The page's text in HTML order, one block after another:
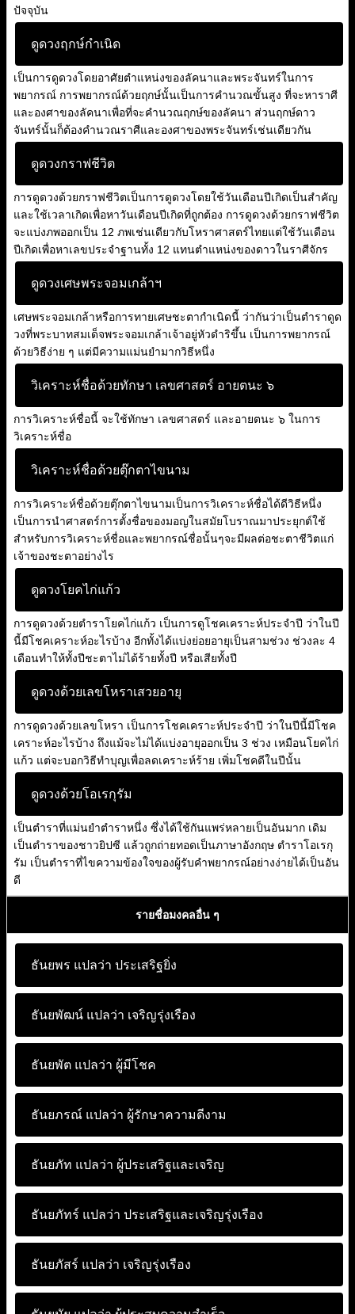
ปัจจุบัน
ดูดวงฤกษ์กำเนิด
เป็นการดูดวงโดยอาศัยตำแหน่งของลัคนาและพระจันทร์ในการ
พยากรณ์ การพยากรณ์ด้วยฤกษ์นั้นเป็นการคำนวณขั้นสูง ที่จะหาราศี
และองศาของลัคนาเพื่อที่จะคำนวณฤกษ์ของลัคนา ส่วนฤกษ์ดาว
จันทร์นั้นก็ต้องคำนวณราศีและองศาของพระจันทร์เช่นเดียวกัน
ดูดวงกราฟชีวิต
การดูดวงด้วยกราฟชีวิตเป็นการดูดวงโดยใช้วันเดือนปีเกิดเป็นสำคัญ
และใช้เวลาเกิดเพื่อหาวันเดือนปีเกิดที่ถูกต้อง การดูดวงด้วยกราฟชีวิต
จะแบ่งภพออกเป็น 12 ภพเช่นเดียวกับโหราศาสตร์ไทยแต่ใช้วันเดือน
ปีเกิดเพื่อหาเลขประจำฐานทั้ง 12 แทนตำแหน่งของดาวในราศีจักร
ดูดวงเศษพระจอมเกล้าฯ
เศษพระจอมเกล้าหรือการทายเศษชะตากำเนิดนี้ ว่ากันว่าเป็นตำราดูด
วงที่พระบาทสมเด็จพระจอมเกล้าเจ้าอยู่หัวดำริขึ้น เป็นการพยากรณ์
ด้วยวิธีง่าย ๆ แต่มีความแม่นยำมากวิธีหนึ่ง
วิเคราะห์ชื่อด้วยทักษา เลขศาสตร์ อายตนะ ๖
การวิเคราะห์ชื่อนี้ จะใช้ทักษา เลขศาสตร์ และอายตนะ ๖ ในการ
วิเคราะห์ชื่อ
วิเคราะห์ชื่อด้วยตุ๊กตาไขนาม
การวิเคราะห์ชื่อด้วยตุ๊กตาไขนามเป็นการวิเคราะห์ชื่อได้ดีวิธีหนึ่ง
เป็นการนำศาสตร์การตั้งชื่อของมอญในสมัยโบราณมาประยุกต์ใช้
สำหรับการวิเคราะห์ชื่อและพยากรณ์ชื่อนั้นๆจะมีผลต่อชะตาชีวิตแก่
เจ้าของชะตาอย่างไร
ดูดวงโยคไก่แก้ว
การดูดวงด้วยตำราโยคไก่แก้ว เป็นการดูโชคเคราะห์ประจำปี ว่าในปี
นี้มีโชคเคราะห์อะไรบ้าง อีกทั้งได้แบ่งย่อยอายุเป็นสามช่วง ช่วงละ 4
เดือนทำให้ทั้งปีชะตาไม่ได้ร้ายทั้งปี หรือเสียทั้งปี
ดูดวงด้วยเลขโหราเสวยอายุ
การดูดวงด้วยเลขโหรา เป็นการโชคเคราะห์ประจำปี ว่าในปีนี้มีโชค
เคราะห์อะไรบ้าง ถึงแม้จะไม่ได้แบ่งอายุออกเป็น 3 ช่วง เหมือนโยคไก่
แก้ว แต่จะบอกวิธีทำบุญเพื่อลดเคราะห์ร้าย เพิ่มโชคดีในปีนั้น
ดูดวงด้วยโอเรกุรัม
เป็นตำราที่แม่นยำตำราหนึ่ง ซึ่งได้ใช้กันแพร่หลายเป็นอันมาก เดิม
เป็นตำราของชาวยิปซี แล้วถูกถ่ายทอดเป็นภาษาอังกฤษ ตำราโอเรกุ
รัม เป็นตำราที่ไขความข้องใจของผู้รับคำพยากรณ์อย่างง่ายได้เป็นอัน
ดี
รายชื่อมงคลอื่น ๆ
ธันยพร แปลว่า ประเสริฐยิ่ง
ธันยพัฒน์ แปลว่า เจริญรุ่งเรือง
ธันยพัต แปลว่า ผู้มีโชค
ธันยภรณ์ แปลว่า ผู้รักษาความดีงาม
ธันยภัท แปลว่า ผู้ประเสริฐและเจริญ
ธันยภัทร์ แปลว่า ประเสริฐและเจริญรุ่งเรือง
ธันยภัสร์ แปลว่า เจริญรุ่งเรือง